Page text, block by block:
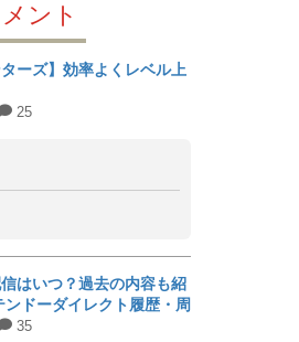
ント
ターズ】効率よくレベル上
25
はいつ？過去の内容も紹
ドーダイレクト履歴・周
35